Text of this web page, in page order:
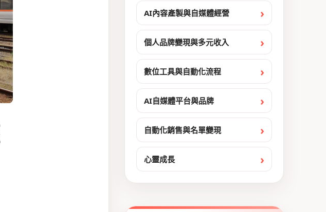
AI內容產製與自媒體經營
個人品牌變現與多元收入
數位工具與自動化流程
AI自媒體平台與品牌
自動化銷售與名單變現
心靈成長